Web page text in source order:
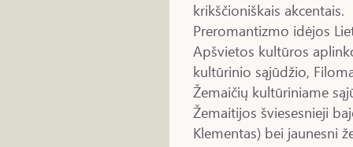
krikščioniškais akcentais.
Preromantizmo idėjos
Apšvietos kultūros
kultūrinio sąjūdžio,
Žemaičių kultūriniame
Žemaitijos šviesesnieji
Klementas) bei jaunesni